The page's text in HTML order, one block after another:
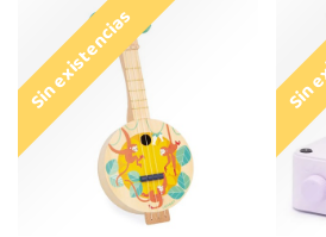
Sin existencias